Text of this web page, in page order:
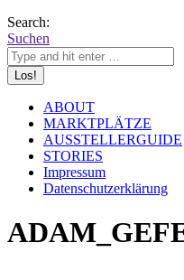
Search:
Suchen
ABOUT
MARKTPLÄTZE
AUSSTELLERGUIDE
STORIES
Impressum
Datenschutzerklärung